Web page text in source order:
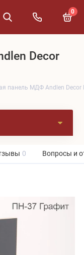
0
Decor
панель МДФ Andlen Decor
0 Вопросы и